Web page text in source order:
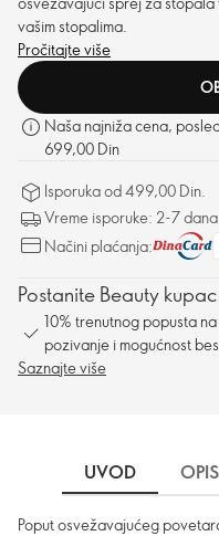
vašim stopalima.
Pročitajte više
Naša najniža cena,
699,00 Din
Isporuka od 499,00 Din.
Vreme isporuke: 2-7 dana
Načini plaćanja:
Postanite Beauty
10% trenutnog popusta
pozivanje i mogućnost
Saznajte više
UVOD OPIS
Poput osvežavajućeg